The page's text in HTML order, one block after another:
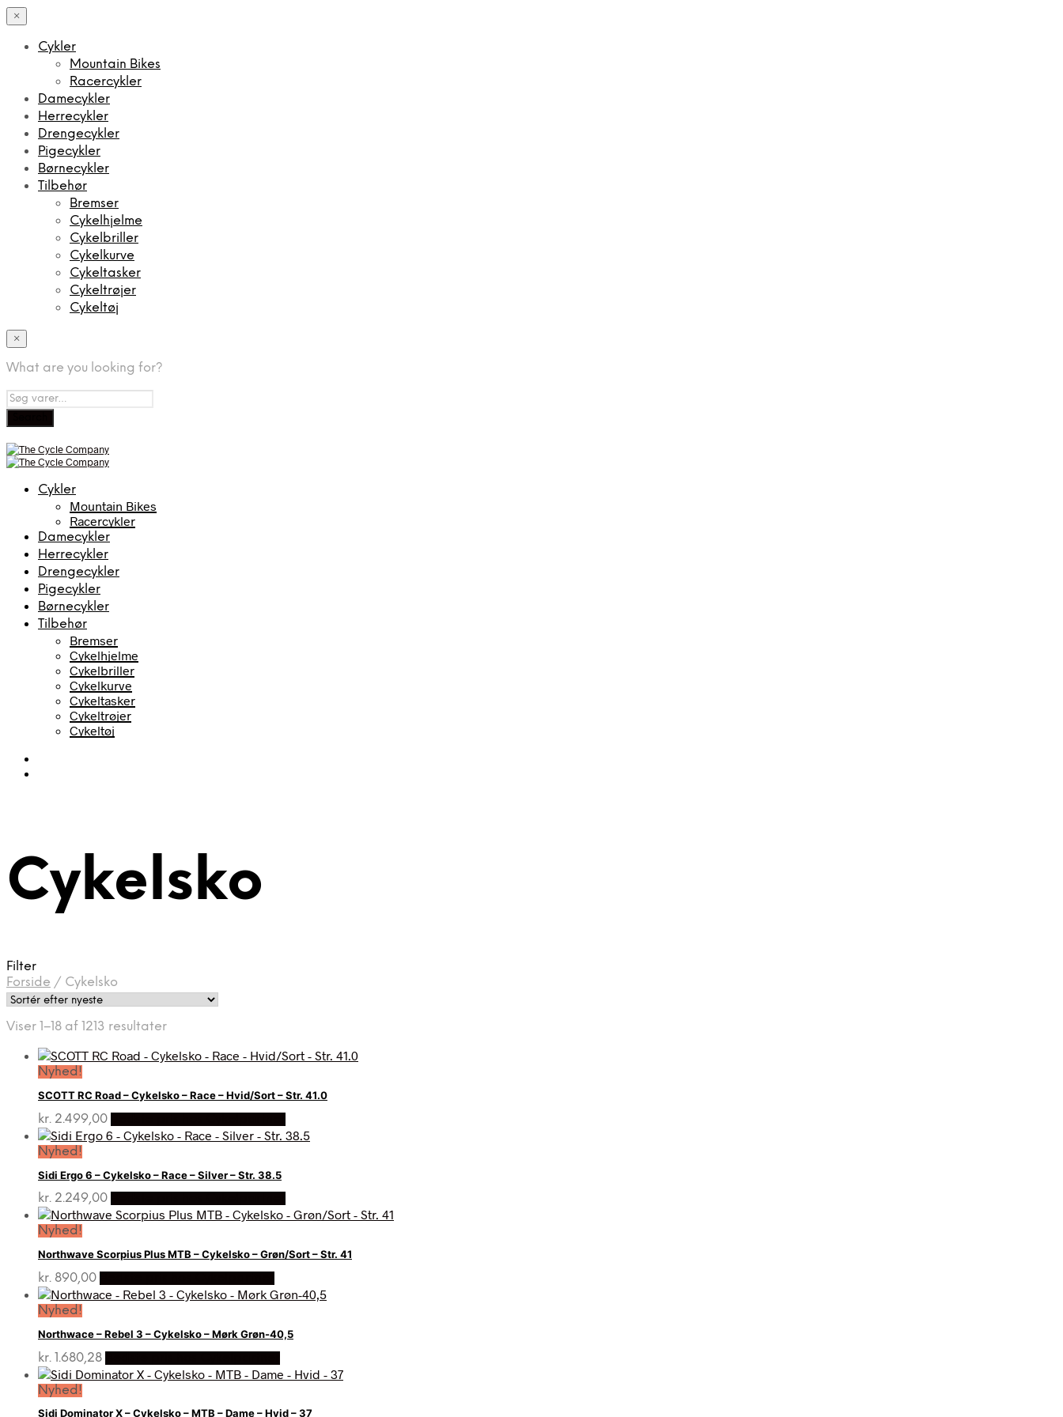
×
Cykler
Mountain Bikes
Racercykler
Damecykler
Herrecykler
Drengecykler
Pigecykler
Børnecykler
Tilbehør
Bremser
Cykelhjelme
Cykelbriller
Cykelkurve
Cykeltasker
Cykeltrøjer
Cykeltøj
×
What are you looking for?
Cykler
Mountain Bikes
Racercykler
Damecykler
Herrecykler
Drengecykler
Pigecykler
Børnecykler
Tilbehør
Bremser
Cykelhjelme
Cykelbriller
Cykelkurve
Cykeltasker
Cykeltrøjer
Cykeltøj
Cykelsko
Filter
Forside / Cykelsko
Viser 1–18 af 1213 resultaterSorteret
seneste
Nyhed!
SCOTT RC Road – Cykelsko – Race – Hvid/Sort – Str. 41.0
kr. 2.499,00
Nyhed!
Sidi Ergo 6 – Cykelsko – Race – Silver – Str. 38.5
kr. 2.249,00
Nyhed!
Northwave Scorpius Plus MTB – Cykelsko – Grøn/Sort – Str. 41
kr. 890,00
Nyhed!
Northwace – Rebel 3 – Cykelsko – Mørk Grøn-40,5
kr. 1.680,28
Nyhed!
Sidi Dominator X – Cykelsko – MTB – Dame – Hvid – 37